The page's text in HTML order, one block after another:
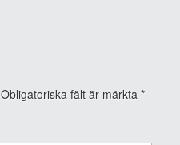
Obligatoriska fält är märkta *